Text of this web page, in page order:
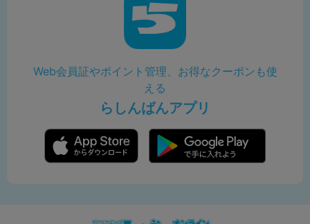
Web会員証やポイント管理、お得なクーポンも使
える
らしんばんアプリ